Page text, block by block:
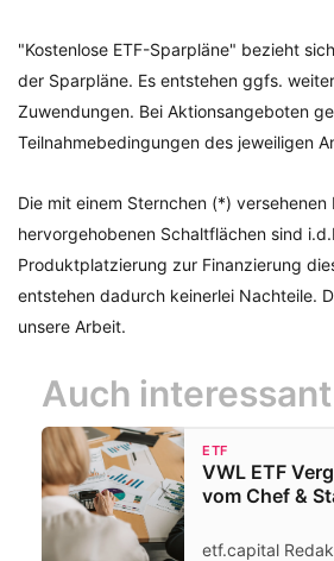
"Kostenlose ETF-Sparpläne" bezieht
der Sparpläne. Es entstehen ggfs.
Zuwendungen. Bei Aktionsangeboten
Teilnahmebedingungen des jeweiligen
Die mit einem Sternchen (*)
hervorgehobenen Schaltflächen sind
Produktplatzierung zur Finanzierung
entstehen dadurch keinerlei Nachteile.
unsere Arbeit.
Auch interessant
ETF
VWL ETF
vom Chef &
etf.capital